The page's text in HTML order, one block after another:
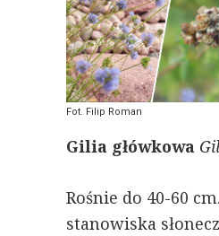
Fot. Filip Roman
Gilia główkowa
Rośnie do 40-60
stanowiska